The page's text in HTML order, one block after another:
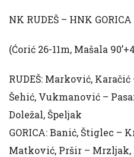
NK RUDEŠ – HNK GORICA
(Ćorić 26-11m, Mašala
RUDEŠ: Marković,
Šehić, Vukmanović –
Doležal, Špeljak
GORICA: Banić, Štiglec –
Matković, Pršir – Mrzljak,